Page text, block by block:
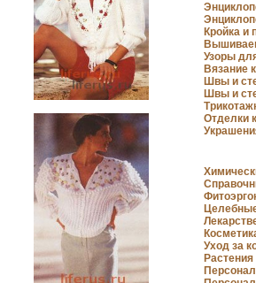
Самомассаж
Маски для кожи лица
Кройка и
Узоры
Вязание
Швы и
Швы и
Отделки
Уход за